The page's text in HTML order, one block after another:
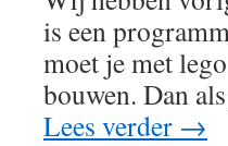
is een
moet je met
bouwen. Dan
Lees verder →